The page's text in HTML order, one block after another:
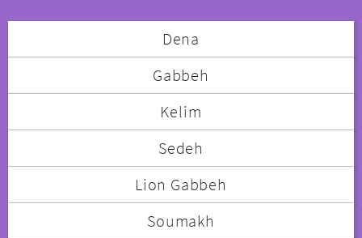
Dena
Gabbeh
Kelim
Sedeh
Lion Gabbeh
Soumakh